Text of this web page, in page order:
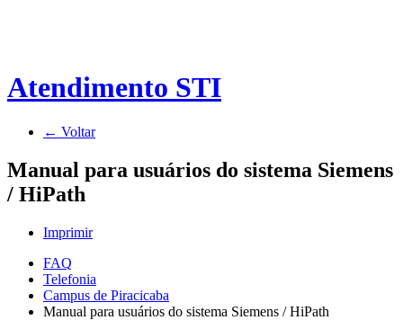
Atendimento STI
← Voltar
Manual para usuários do sistema Siemens
/ HiPath
Imprimir
FAQ
Telefonia
Campus de Piracicaba
Manual para usuários do sistema Siemens / HiPath